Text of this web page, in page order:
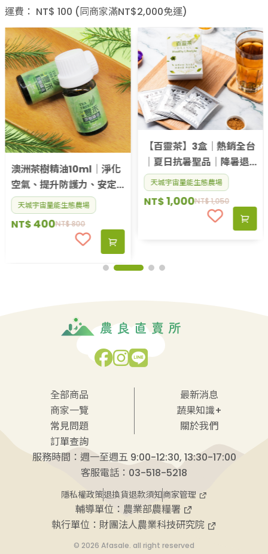
運費： NT$ 100 (同商家滿NT$2,000免運)
澳洲茶樹精油10ml｜淨化
空氣、提升防護力、安定
身心靈
天城宇宙量能生態農場
NT$800
NT$400
【百靈茶】3盒｜熱銷全台
｜夏日抗暑聖品｜降暑退
火｜體感降溫｜機能飲品
天城宇宙量能生態農場
NT$1,050
NT$1,000
全部商品
最新消息
商家一覽
蔬果知識+
常見問題
關於我們
訂單查詢
服務時間：週一至週五 9:00-12:30, 13:30-17:00
客服電話：03-518-5218
隱私權政策退換貨退款須知商家管理
輔導單位： 農業部農糧署
執行單位： 財團法人農業科技研究院
© 2026 Afasale. all right reserved